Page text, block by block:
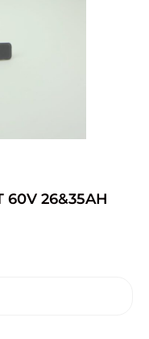
60V 26&35AH